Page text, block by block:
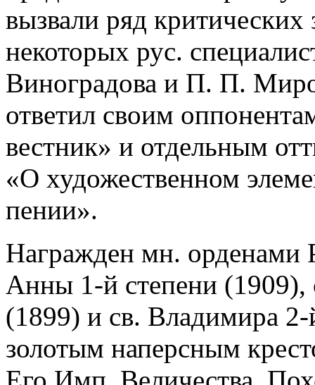
вызвали ряд
некоторых рус.
Виноградова и П. П.
ответил своим
вестник» и отдельным
«О художественном
пении».
Награжден мн. орденами
Анны 1-й степени (1909),
(1899) и св. Владимира
золотым наперсным